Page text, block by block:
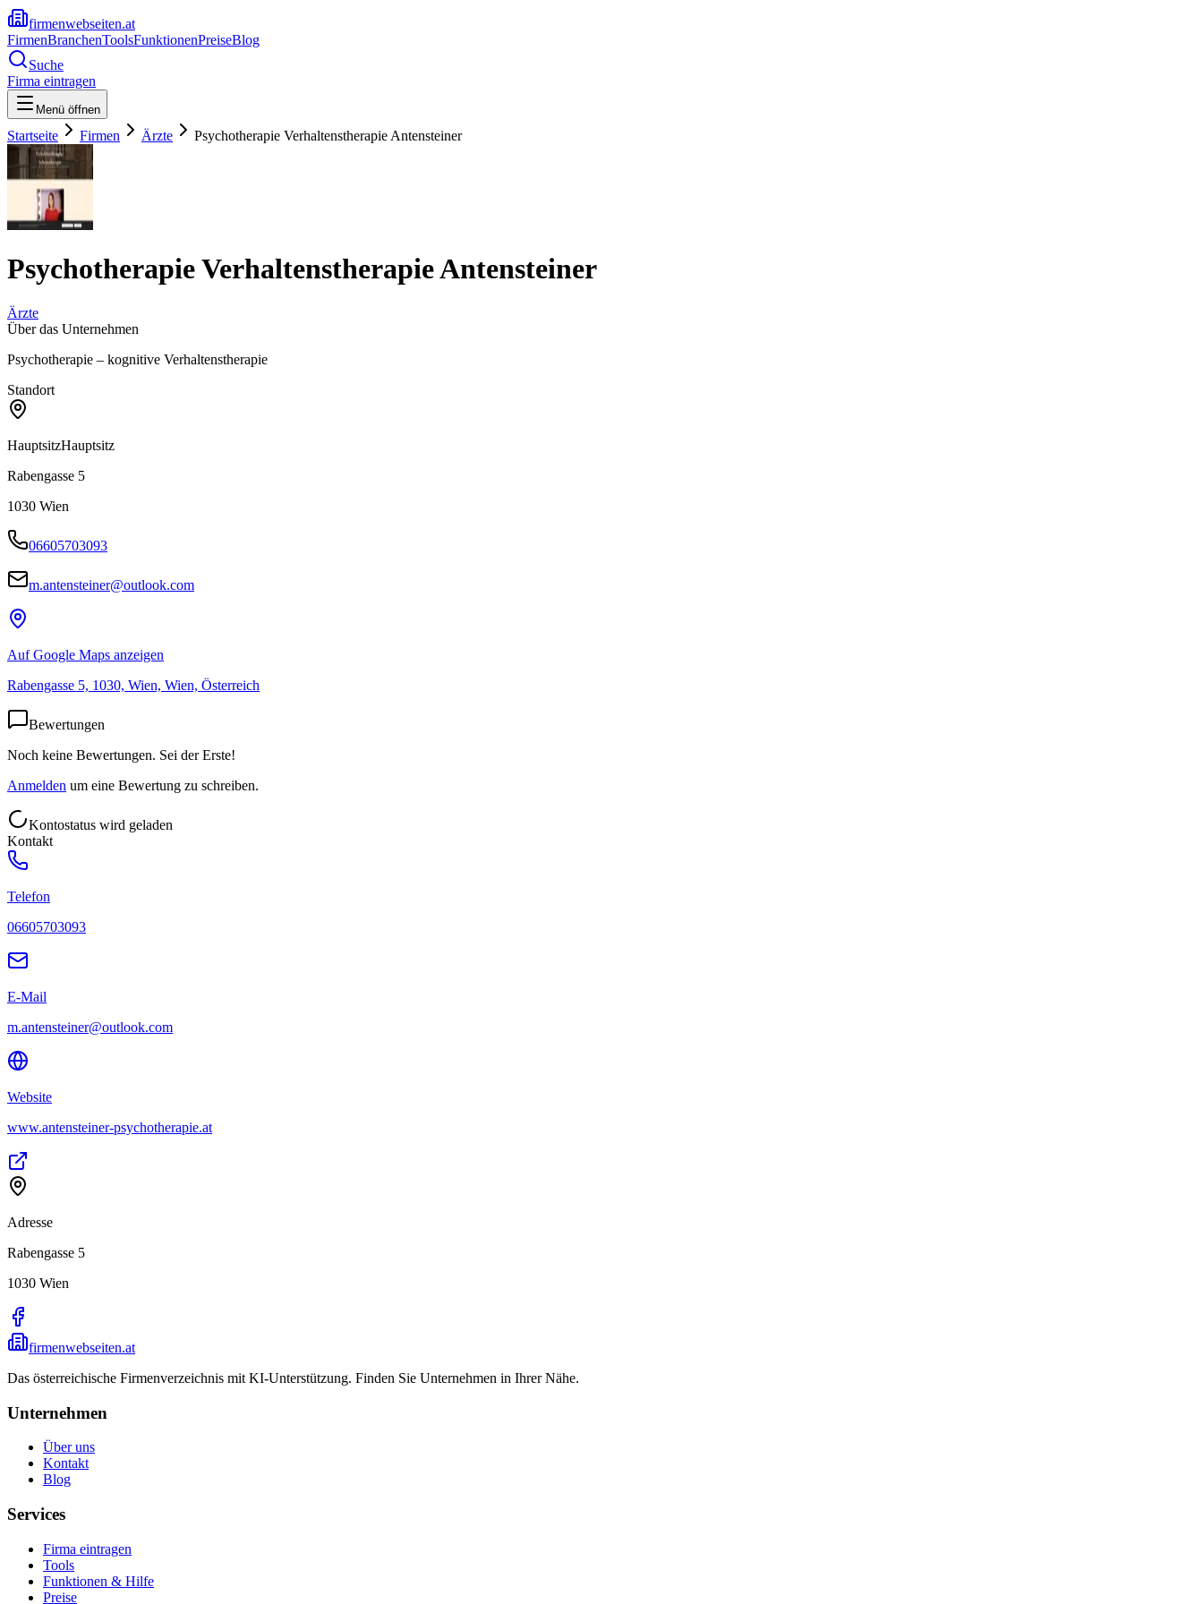
firmenwebseiten.at
FirmenBranchenToolsFunktionenPreiseBlog
Suche
Firma eintragen
Menü öffnen
Startseite Firmen Ärzte Psychotherapie Verhaltenstherapie Antensteiner
Psychotherapie Verhaltenstherapie Antensteiner
Ärzte
Über das Unternehmen
Psychotherapie – kognitive Verhaltenstherapie
Standort
HauptsitzHauptsitz
Rabengasse 5
1030 Wien
06605703093
m.antensteiner@outlook.com
Auf Google Maps anzeigen
Rabengasse 5, 1030, Wien, Wien, Österreich
Bewertungen
Noch keine Bewertungen. Sei der Erste!
Anmelden um eine Bewertung zu schreiben.
Kontostatus wird geladen
Kontakt
Telefon
06605703093
E-Mail
m.antensteiner@outlook.com
Website
www.antensteiner-psychotherapie.at
Adresse
Rabengasse 5
1030 Wien
firmenwebseiten.at
Das österreichische Firmenverzeichnis mit KI-Unterstützung. Finden Sie Unternehmen in Ihrer Nähe.
Unternehmen
Über uns
Kontakt
Blog
Services
Firma eintragen
Tools
Funktionen & Hilfe
Preise